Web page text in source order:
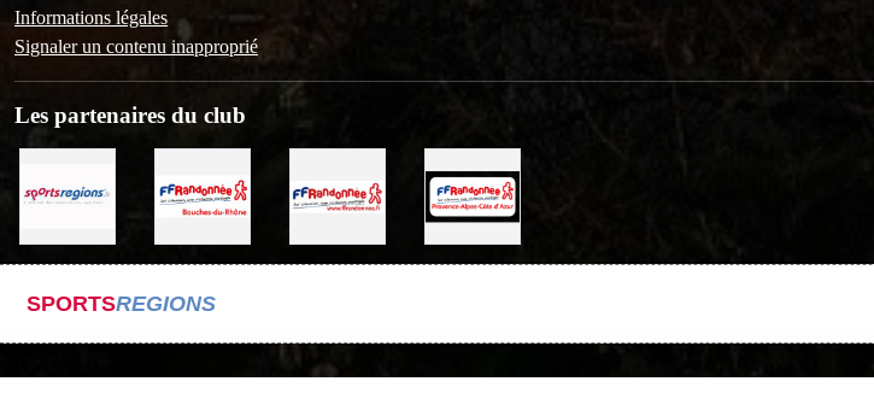
Informations légales
Signaler un contenu inapproprié
Les partenaires du club
SPORTSREGIONS